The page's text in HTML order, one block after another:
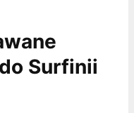
Surfinii